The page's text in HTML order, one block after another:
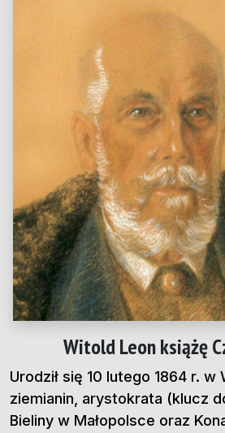
Witold Leon książę
Urodził się 10 lutego 1864 r. w
ziemianin, arystokrata (klucz
Bieliny w Małopolsce oraz